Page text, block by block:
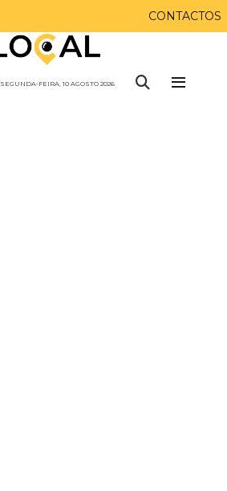
CONTACTOS
SEGUNDA-FEIRA, 10 AGOSTO 2026